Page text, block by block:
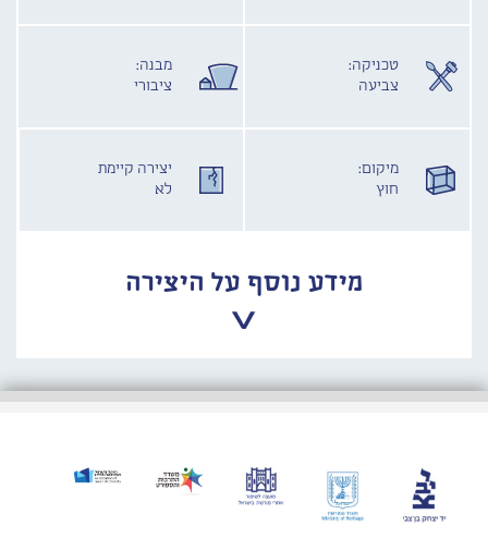
טכניקה:
צביעה
מבנה:
ציבורי
מיקום:
חוץ
יצירה קיימת
לא
מידע נוסף על היצירה